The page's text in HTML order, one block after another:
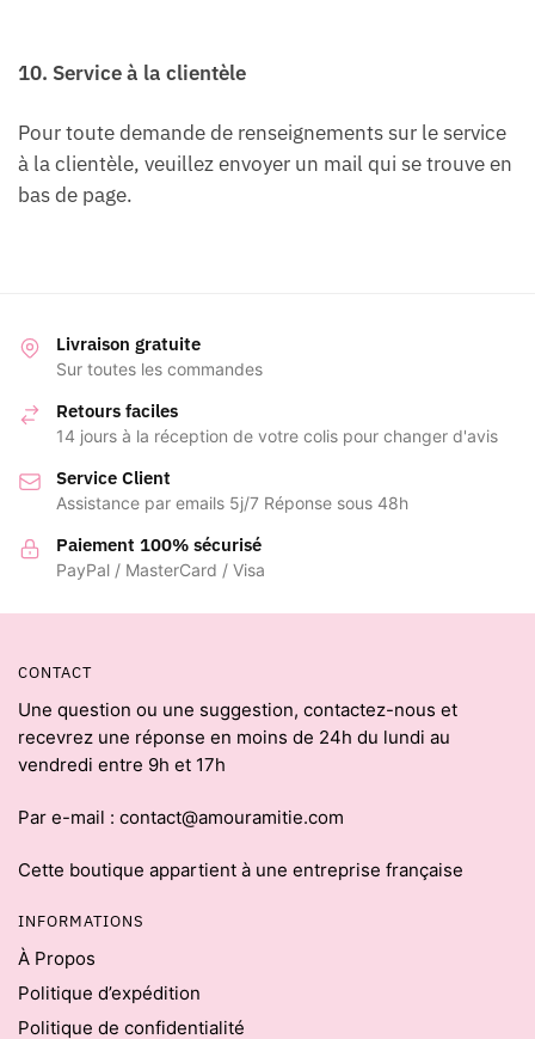
10. Service à la clientèle
Pour toute demande de renseignements sur le service
à la clientèle, veuillez envoyer un mail qui se trouve en
bas de page.
Livraison gratuite
Sur toutes les commandes
Retours faciles
14 jours à la réception de votre colis pour changer d'avis
Service Client
Assistance par emails 5j/7 Réponse sous 48h
Paiement 100% sécurisé
PayPal / MasterCard / Visa
CONTACT
Une question ou une suggestion, contactez-nous et
recevrez une réponse en moins de 24h du lundi au
vendredi entre 9h et 17h
Par e-mail : contact@amouramitie.com
Cette boutique appartient à une entreprise française
INFORMATIONS
À Propos
Politique d’expédition
Politique de confidentialité